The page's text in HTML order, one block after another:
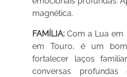
magnética.
FAMÍLIA: Com a Lua em
em Touro, é um
fortalecer laços
conversas